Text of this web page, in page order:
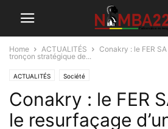
Home ACTUALITÉS
Conakry : le FER
tronçon stratégique de...
ACTUALITÉS Société
Conakry : le FER
le resurfaçage